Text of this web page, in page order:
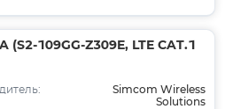
(S2-109GG-Z309E, LTE CAT.1
Simcom Wireless
Solutions